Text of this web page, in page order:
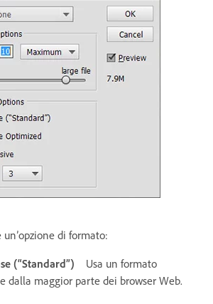
un’opzione di formato:
(“Standard”)
Usa un formato
dalla maggior parte dei browser Web.